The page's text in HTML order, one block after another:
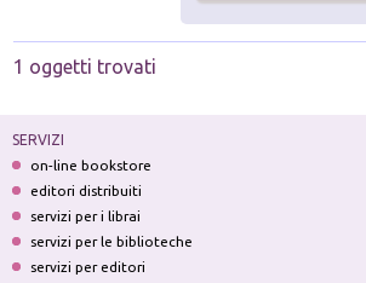
1 oggetti trovati
SERVIZI
on-line bookstore
editori distribuiti
servizi per i librai
servizi per le biblioteche
servizi per editori